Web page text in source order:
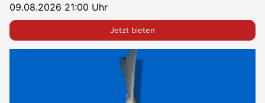
09.08.2026 21:00 Uhr
Jetzt bieten